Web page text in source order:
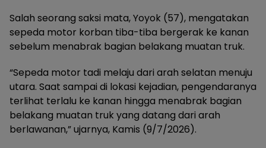
Salah seorang saksi mata, Yoyok (57), mengatakan
sepeda motor korban tiba-tiba bergerak ke kanan
sebelum menabrak bagian belakang muatan truk.
“Sepeda motor tadi melaju dari arah selatan menuju
utara. Saat sampai di lokasi kejadian, pengendaranya
terlihat terlalu ke kanan hingga menabrak bagian
belakang muatan truk yang datang dari arah
berlawanan,” ujarnya, Kamis (9/7/2026).